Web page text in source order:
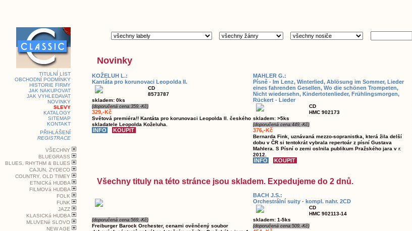
TITULNÍ LIST
OBCHODNÍ PODMÍNKY
HISTORIE FIRMY
JAK NAKUPOVAT
JAK VYHLEDAVAT
NOVINKY
SLEVY
KATALOGY
SITEMAP
KONTAKT
PŘIHLÁŠENÍ
REGISTRACE
VŠECHNY
BLUEGRASS
BLUES, RHYTHM & BLUES
CAJUN, ZYDECO
COUNTRY, OLD TIMEY
ETNICKá HUDBA
FILMOVá HUDBA
FOLK
FUNK
JAZZ
KLASICKá HUDBA
MLUVENé SLOVO
NEW AGE
Novinky
KOŽELUH L.:
Kantáta pro korunovaci Leopolda II.
CD
8573787
skladem: 0ks
(doporučená cena:359,-Kč)
329,-Kč
Světová premiéra!! Kantáta pro korunovaci Leopolda II. českého
skladatele Leopolda Koželuha.
MAHLER G.:
Písně - Im Lenz, Winterlied, Ablösung im Sommer, Lieder
eines fahrenden Gesellen, Wo die schönen Trompeten,
Nicht wiedersehn, Kindertotenlieder, Frühlingsmorgen,
Rückert - Lieder
CD
HMC 902173
skladem: >5ks
(doporučená cena:449,-Kč)
376,-Kč
Bernarda Fink, uznávaná mezzo-sopranistka, která žila delší
dobu v ČR si tentokrát vybrala repertoár z písní Gustava
Mahlera. S Písní o zemi oslnila publikum Pražského jara v r.
2012.
Všechny tituly na této stránce jsou skladem. Expedujeme do 2 dnů.
(doporučená cena:569,-Kč)
Freiburger Barock Orchester, cenami ověnčený soubor
BACH J.S.:
Orchestrální suity - kompl. nahr. 2CD
CD
HMC 902113-14
skladem: 1-5ks
(doporučená cena:509,-Kč)